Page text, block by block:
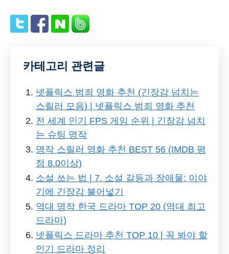
카테고리 관련글
넷플릭스 범죄 영화 추천 (긴장감 넘치는
스릴러 모음) | 넷플릭스 범죄 영화 추천
전 세계 인기 FPS 게임 순위 | 긴장감 넘치
는 슈팅 명작
명작 스릴러 영화 추천 BEST 56 (IMDB 평
점 8.0이상)
소설 쓰는 법 | 7. 소설 갈등과 장애물: 이야
기에 긴장감 불어넣기
역대 명작 한국 드라마 TOP 20 (역대 최고
드라마)
넷플릭스 드라마 추천 TOP 10 | 꼭 봐야 할
인기 드라마 정리